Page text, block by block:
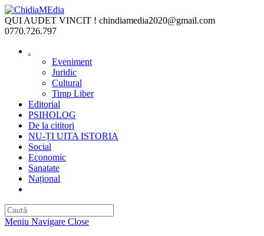
Skip
to
content
QUI AUDET VINCIT ! chindiamedia2020@gmail.com
0770.726.797
.
Eveniment
Juridic
Cultural
Timp Liber
Editorial
PSIHOLOG
De la cititori
NU-ȚI UITA ISTORIA
Social
Economic
Sanatate
Național
Meniu Navigare Close